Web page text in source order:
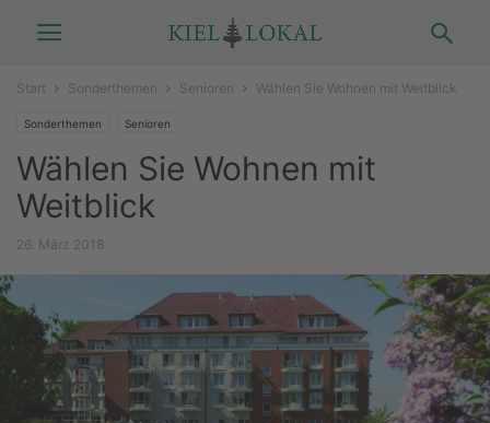
Start Sonderthemen Senioren Wählen Sie Wohnen mit Weitblick
Sonderthemen Senioren
Wählen Sie Wohnen mit
Weitblick
26. März 2018